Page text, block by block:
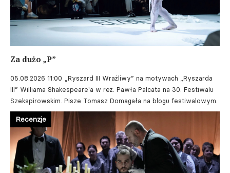
Za dużo „P”
05.08.2026 11:00 „Ryszard III Wrażliwy” na motywach „Ryszarda
III” Williama Shakespeare'a w reż. Pawła Palcata na 30. Festiwalu
Szekspirowskim. Pisze Tomasz Domagała na blogu festiwalowym.
Recenzje